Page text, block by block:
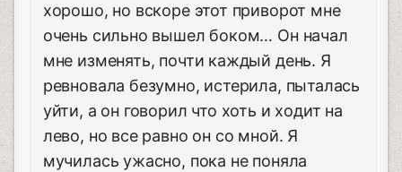
хорошо, но вскоре этот приворот мне
очень сильно вышел боком… Он начал
мне изменять, почти каждый день. Я
ревновала безумно, истерила, пыталась
уйти, а он говорил что хоть и ходит на
лево, но все равно он со мной. Я
мучилась ужасно, пока не поняла